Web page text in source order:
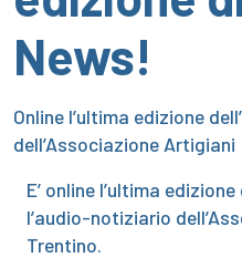
News!
Online l’ultima edizione
dell’Associazione Artigiani
E’ online l’ultima edizione
l’audio-notiziario
Trentino.